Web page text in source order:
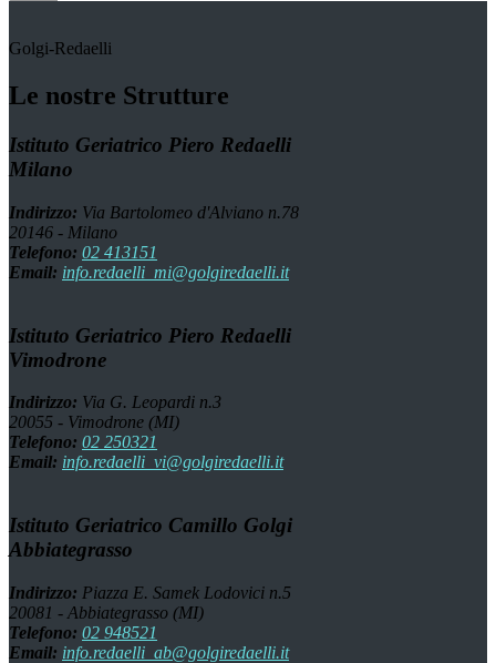
Golgi-Redaelli
Le nostre Strutture
Istituto Geriatrico Piero Redaelli
Milano
Indirizzo: Via Bartolomeo d'Alviano n.78
20146 - Milano
Telefono: 02 413151
Email: info.redaelli_mi@golgiredaelli.it
Istituto Geriatrico Piero Redaelli
Vimodrone
Indirizzo: Via G. Leopardi n.3
20055 - Vimodrone (MI)
Telefono: 02 250321
Email: info.redaelli_vi@golgiredaelli.it
Istituto Geriatrico Camillo Golgi
Abbiategrasso
Indirizzo: Piazza E. Samek Lodovici n.5
20081 - Abbiategrasso (MI)
Telefono: 02 948521
Email: info.redaelli_ab@golgiredaelli.it